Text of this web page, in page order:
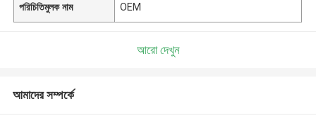
পরিচিতিমুলক নাম OEM
আরো দেখুন
আমাদের সম্পর্কে